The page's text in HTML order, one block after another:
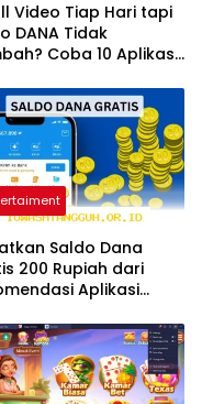
Video Tiap Hari tapi
DANA Tidak
Coba 10 Aplikasi
Saldo Dana
200 Rupiah dari
Aplikasi